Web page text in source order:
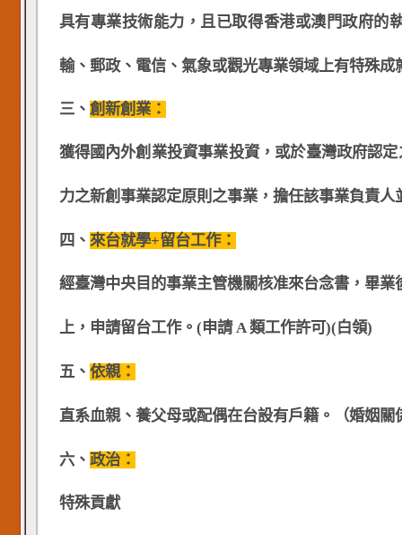
具有專業技術能力，且已取得香港或澳門政府的
輸、郵政、電信、氣象或觀光專業領域上有特殊成
三、 創新創業：
獲得國內外創業投資事業投資，或於臺灣政府認
力之新創事業認定原則之事業，擔任該事業負責人
四、 來台就學+留台工作：
經臺灣中央目的事業主管機關核准來台念書，畢
上，申請留台工作。(申請 A 類工作許可)(白領)
五、 依親：
直系血親、養父母或配偶在台設有戶籍。（婚姻
六、 政治：
特殊貢獻